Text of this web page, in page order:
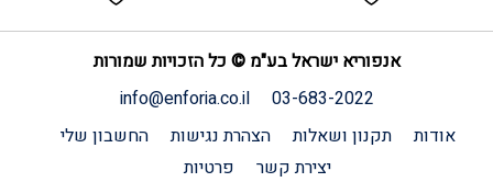
אנפוריא ישראל בע"מ © כל הזכויות שמורות
03-683-2022
info@enforia.co.il
אודות
תקנון ושאלות הצהרת נגישות
החשבון שלי
יצירת קשר
פרטיות